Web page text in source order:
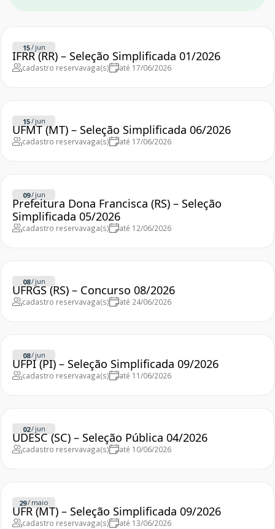
15/ jun
IFRR (RR) – Seleção Simplificada 01/2026
cadastro reservavaga(s) até 17/06/2026
15/ jun
UFMT (MT) – Seleção Simplificada 06/2026
cadastro reservavaga(s) até 17/06/2026
09/ jun
Prefeitura Dona Francisca (RS) – Seleção
Simplificada 05/2026
cadastro reservavaga(s) até 12/06/2026
08/ jun
UFRGS (RS) – Concurso 08/2026
cadastro reservavaga(s) até 24/06/2026
08/ jun
UFPI (PI) – Seleção Simplificada 09/2026
cadastro reservavaga(s) até 11/06/2026
02/ jun
UDESC (SC) – Seleção Pública 04/2026
cadastro reservavaga(s) até 10/06/2026
29/ maio
UFR (MT) – Seleção Simplificada 09/2026
cadastro reservavaga(s) até 13/06/2026